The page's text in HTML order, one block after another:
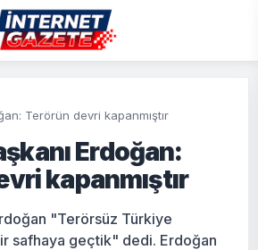
Terörün devri kapanmıştır
Erdoğan:
kapanmıştır
"Terörsüz Türkiye
safhaya geçtik" dedi. Erdoğan